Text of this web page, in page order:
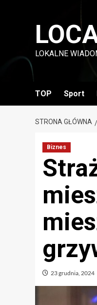
LOKALNE
TOP Sport
STRONA GŁÓWNA
Biznes
23 grudnia, 2024